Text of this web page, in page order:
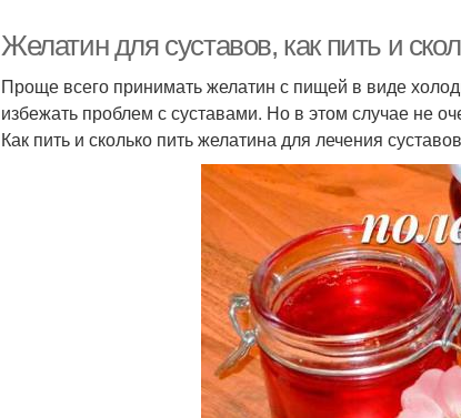
Желатин для суставов, как пить и
Проще всего принимать желатин с пищей в виде
избежать проблем с суставами. Но в этом случае не
Как пить и сколько пить желатина для лечения